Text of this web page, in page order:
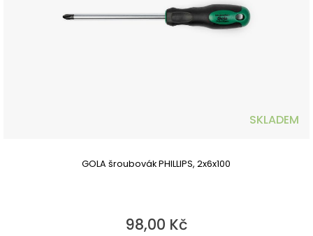
SKLADEM
GOLA šroubovák PHILLIPS, 2x6x100
98,00 Kč